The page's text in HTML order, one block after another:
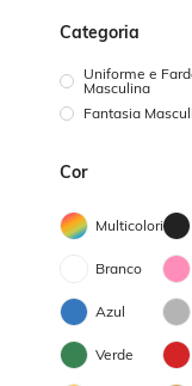
Categoria
Uniforme e
Masculina
Fantasia
Cor
Multicolorido
Branco
Azul
Verde